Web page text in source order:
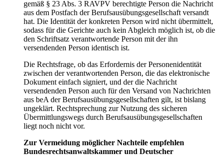
gemäß § 23 Abs. 3 RAVPV berechtigte Person die Nachricht
aus dem Postfach der Berufsausübungsgesellschaft versandt
hat. Die Identität der konkreten Person wird nicht übermittelt,
sodass für die Gerichte auch kein Abgleich möglich ist, ob die
den Schriftsatz verantwortende Person mit der ihn
versendenden Person identisch ist.
Die Rechtsfrage, ob das Erfordernis der Personenidentität
zwischen der verantwortenden Person, die das elektronische
Dokument einfach signiert, und der die Nachricht
versendenden Person auch für den Versand von Nachrichten
aus beA der Berufsausübungsgesellschaften gilt, ist bislang
ungeklärt. Rechtsprechung zur Nutzung des sicheren
Übermittlungswegs durch Berufsausübungsgesellschaften
liegt noch nicht vor.
Zur Vermeidung möglicher Nachteile empfehlen
Bundesrechtsanwaltskammer und Deutscher